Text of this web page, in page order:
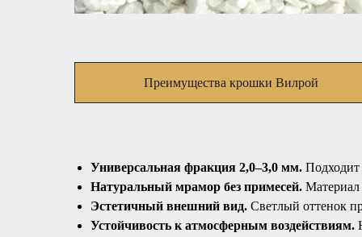
Преимущества крошки Вилрой
Универсальная фракция 2,0–3,0 мм. Подходит
Натуральный мрамор без примесей.
Эстетичный внешний вид. Светлый оттенок
Устойчивость к атмосферным воздействиям.